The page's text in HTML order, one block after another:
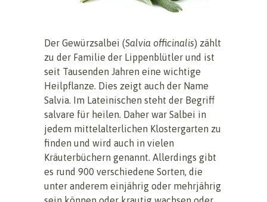
Der Gewürzsalbei (Salvia officinalis) zählt
zu der Familie der Lippenblütler und ist
seit Tausenden Jahren eine wichtige
Heilpflanze. Dies zeigt auch der Name
Salvia. Im Lateinischen steht der Begriff
salvare für heilen. Daher war Salbei in
jedem mittelalterlichen Klostergarten zu
finden und wird auch in vielen
Kräuterbüchern genannt. Allerdings gibt
es rund 900 verschiedene Sorten, die
unter anderem einjährig oder mehrjährig